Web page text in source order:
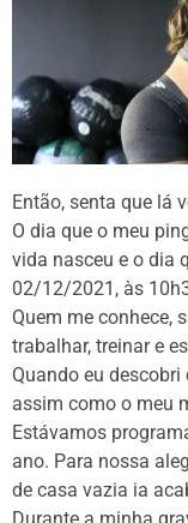
Então, senta que lá
O dia que o meu
vida nasceu e o dia
02/12/2021, às
Quem me conhece,
trabalhar, treinar e
Quando eu
assim como o meu
Estávamos
ano. Para nossa
de casa vazia ia